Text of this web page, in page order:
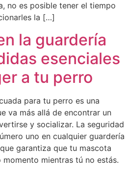
no es posible tener el tiempo
la […]
la guardería
esenciales
a tu perro
para tu perro es una
va más allá de encontrar un
y socializar. La seguridad
uno en cualquier guardería
garantiza que tu mascota
mientras tú no estás.